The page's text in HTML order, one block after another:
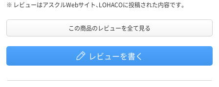
※ レビューはアスクルWebサイト、LOHACOに投稿された内容です。
この商品のレビューを全て見る
レビューを書く